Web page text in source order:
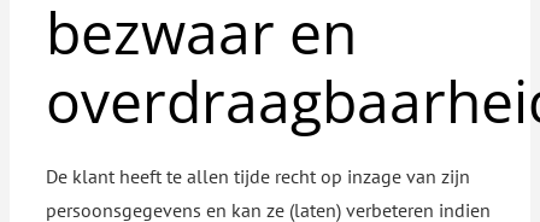
bezwaar en
De klant heeft te allen tijde recht op inzage van zijn
persoonsgegevens en kan ze (laten) verbeteren indien